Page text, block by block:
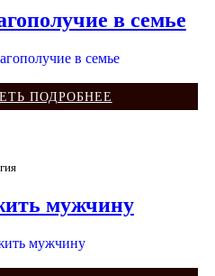
в семье
ПОДРОБНЕЕ
мужчину